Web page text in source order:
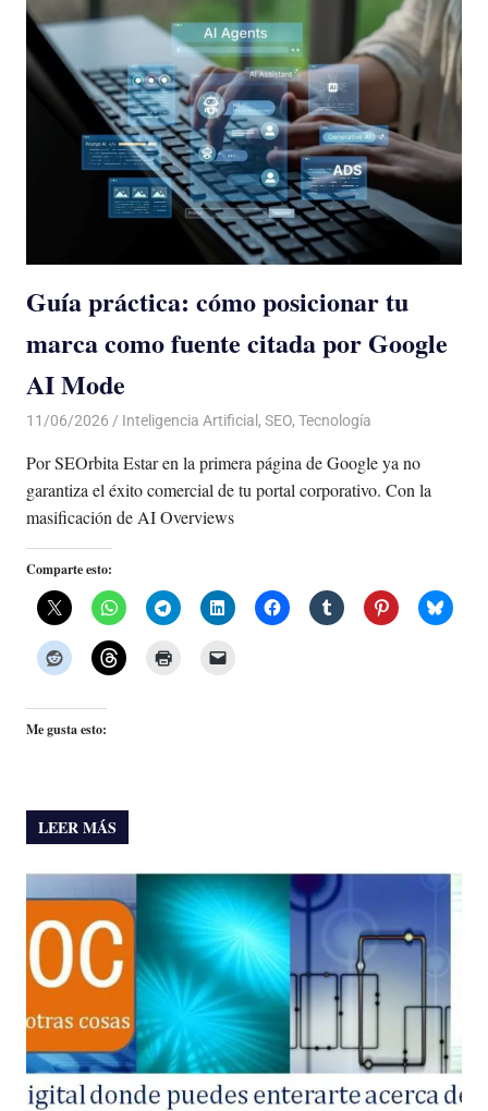
Guía práctica: cómo posicionar tu
marca como fuente citada por Google
AI Mode
11/06/2026 De todo un Poco
Inteligencia Artificial , SEO, Tecnología
Por SEOrbita Estar en la primera página de Google ya no
garantiza el éxito comercial de tu portal corporativo. Con la
masificación de AI Overviews
Comparte esto:
Me gusta esto:
LEER MÁS